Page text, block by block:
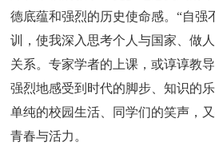
德底蕴和强烈的历史使命感。“自强
训，使我深入思考个人与国家、做
关系。专家学者的上课，或谆谆教
强烈地感受到时代的脚步、知识的
单纯的校园生活、同学们的笑声，
青春与活力。